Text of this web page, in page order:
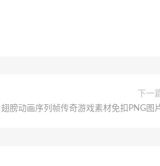
下一
翅膀动画序列帧传奇游戏素材免扣PNG图